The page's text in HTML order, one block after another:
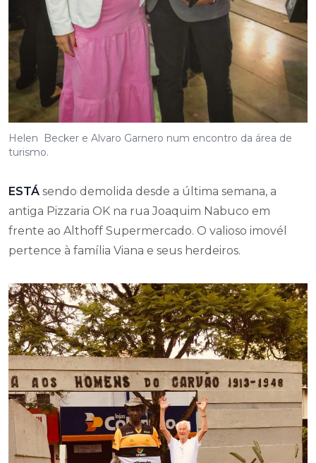
Helen Becker e Alvaro Garnero num encontro da área de
turismo.
ESTÁ sendo demolida desde a última semana, a
antiga Pizzaria OK na rua Joaquim Nabuco em
frente ao Althoff Supermercado. O valioso imovél
pertence à família Viana e seus herdeiros.